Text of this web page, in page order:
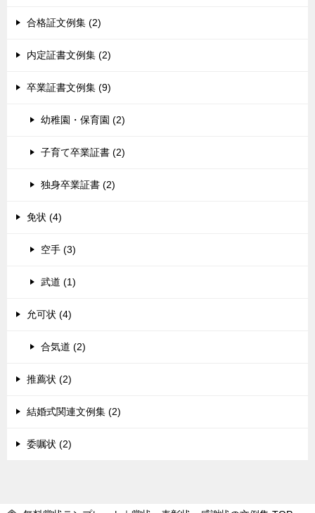
合格証文例集 (2)
内定証書文例集 (2)
卒業証書文例集 (9)
幼稚園・保育園 (2)
子育て卒業証書 (2)
独身卒業証書 (2)
免状 (4)
空手 (3)
武道 (1)
允可状 (4)
合気道 (2)
推薦状 (2)
結婚式関連文例集 (2)
委嘱状 (2)